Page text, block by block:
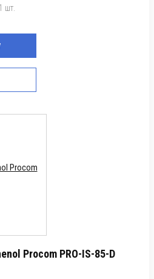
шт.
Procom PRO-IS-85-D